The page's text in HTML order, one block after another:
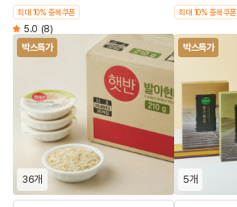
최대 10% 중복쿠폰
5.0 (8)
최대 10% 중복쿠폰
박스특가
36개
박스특가
5개